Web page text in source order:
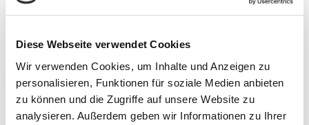
Diese Webseite verwendet Cookies
Wir verwenden Cookies, um Inhalte und Anzeigen zu
personalisieren, Funktionen für soziale Medien anbieten
zu können und die Zugriffe auf unsere Website zu
analysieren. Außerdem geben wir Informationen zu Ihrer
Beiträge